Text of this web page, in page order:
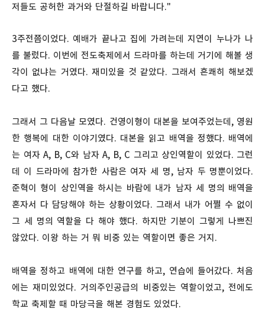
저들도 공허한 과거와 단절하길 바랍니다."
3주전쯤이었다. 예배가 끝나고 집에 가려는데 지연이 누나가 나
를 불렀다. 이번에 전도축제에서 드라마를 하는데 거기에 해볼 생
각이 없냐는 거였다. 재미있을 것 같았다. 그래서 흔쾌히 해보겠
다고 했다.
그래서 그 다음날 모였다. 건영이형이 대본을 보여주었는데, 영원
한 행복에 대한 이야기였다. 대본을 읽고 배역을 정했다. 배역에
는 여자 A, B, C와 남자 A, B, C 그리고 상인역할이 있었다. 그런
데 이 드라마에 참가한 사람은 여자 세 명, 남자 두 명뿐이었다.
준혁이 형이 상인역을 하시는 바람에 내가 남자 세 명의 배역을
혼자서 다 담당해야 하는 상황이었다. 그래서 내가 어쩔 수 없이
그 세 명의 역할을 다 해야 했다. 하지만 기분이 그렇게 나쁘진
않았다. 이왕 하는 거 뭐 비중 있는 역할이면 좋은 거지.
배역을 정하고 배역에 대한 연구를 하고, 연습에 들어갔다. 처음
에는 재미있었다. 거의주인공급의 비중있는 역할이었고, 전에도
학교 축제할 때 마당극을 해본 경험도 있었다.